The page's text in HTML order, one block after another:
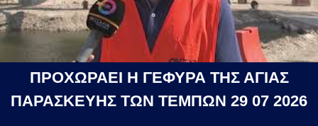
ΠΡΟΧΩΡΑΕΙ Η ΓΕΦΥΡΑ ΤΗΣ ΑΓΙΑΣ
ΠΑΡΑΣΚΕΥΗΣ ΤΩΝ ΤΕΜΠΩΝ 29 07 2026